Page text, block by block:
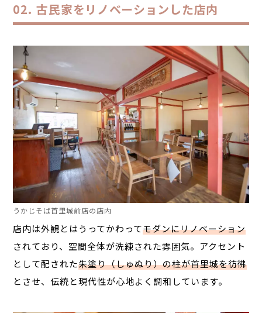
古民家をリノベーションした店内
うかじそば首里城前店の店内
店内は外観とはうってかわってモダンにリノベーション
されており、空間全体が洗練された雰囲気。アクセント
として配された朱塗り（しゅぬり）の柱が首里城を彷彿
とさせ、伝統と現代性が心地よく調和しています。